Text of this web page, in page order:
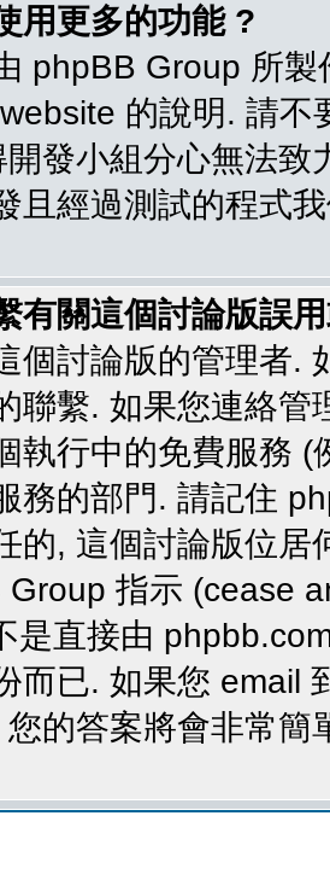
用更多的功能 ?
phpBB Group 所
的說明. 請
發小組分心無法
且經過測試的程式
有關這個討論版誤
個討論版的管理者.
聯繫. 如果您連絡
執行中的免費服務
務的部門. 請記住
的, 這個討論版位
指示 (cease
是直接由
而已. 如果您 email
的答案將會非常簡